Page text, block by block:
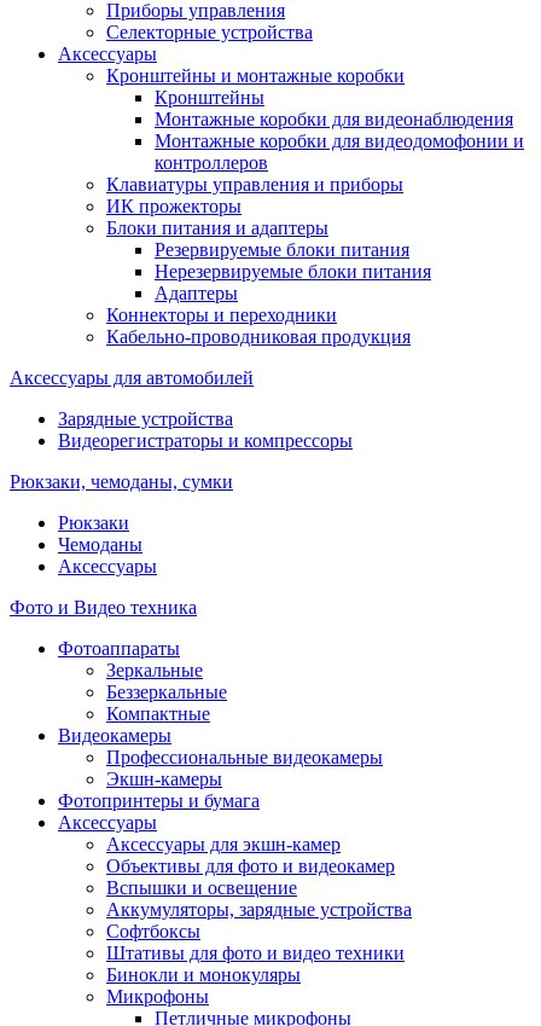
Приборы управления
Селекторные устройства
Аксессуары
Кронштейны и монтажные коробки
Кронштейны
Монтажные коробки для видеонаблюдения
Монтажные коробки для видеодомофонии и
контроллеров
Клавиатуры управления и приборы
ИК прожекторы
Блоки питания и адаптеры
Резервируемые блоки питания
Нерезервируемые блоки питания
Адаптеры
Коннекторы и переходники
Кабельно-проводниковая продукция
Аксессуары для автомобилей
Зарядные устройства
Видеорегистраторы и компрессоры
Рюкзаки, чемоданы, сумки
Рюкзаки
Чемоданы
Аксессуары
Фото и Видео техника
Фотоаппараты
Зеркальные
Беззеркальные
Компактные
Видеокамеры
Профессиональные видеокамеры
Экшн-камеры
Фотопринтеры и бумага
Аксессуары
Аксессуары для экшн-камер
Объективы для фото и видеокамер
Вспышки и освещение
Аккумуляторы, зарядные устройства
Софтбоксы
Штативы для фото и видео техники
Бинокли и монокуляры
Микрофоны
Петличные микрофоны